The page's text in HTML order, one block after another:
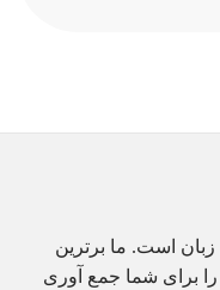
است. ما برترین
برای شما جمع آوری